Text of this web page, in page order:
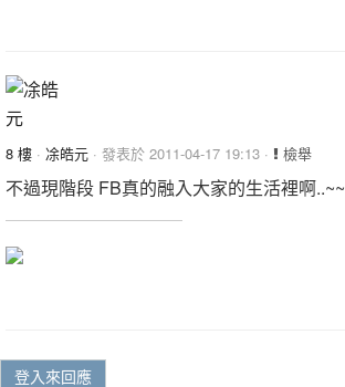
8 樓 · 凃皓元 · 發表於 2011-04-17 19:13 · 檢舉
不過現階段 FB真的融入大家的生活裡啊..~~
登入來回應